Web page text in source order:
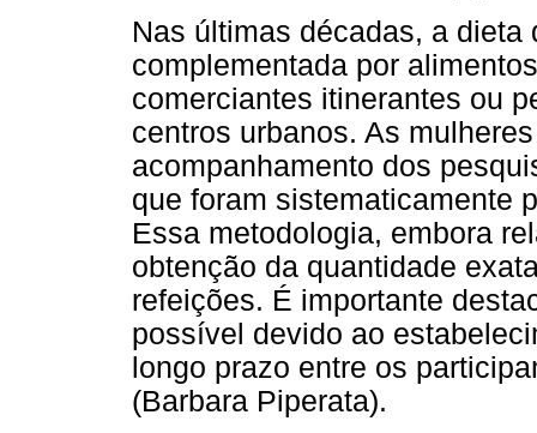
Nas últimas décadas, a
complementada por
comerciantes itinerantes ou
centros urbanos. As
acompanhamento dos
que foram sistematicamente
Essa metodologia, embora
obtenção da quantidade
refeições. É importante
possível devido ao
longo prazo entre os
(Barbara Piperata).